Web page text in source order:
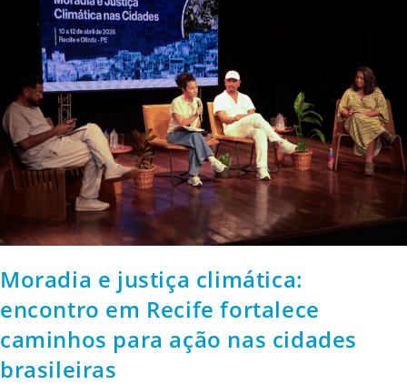
Moradia e justiça climática:
encontro em Recife fortalece
caminhos para ação nas cidades
brasileiras